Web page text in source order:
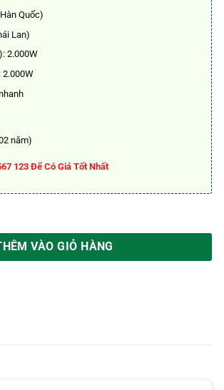
Quốc)
Lan)
2.000W
2.000W
năm)
123 Để Có Giá Tốt Nhất
217-II số lượng
VÀO GIỎ HÀNG